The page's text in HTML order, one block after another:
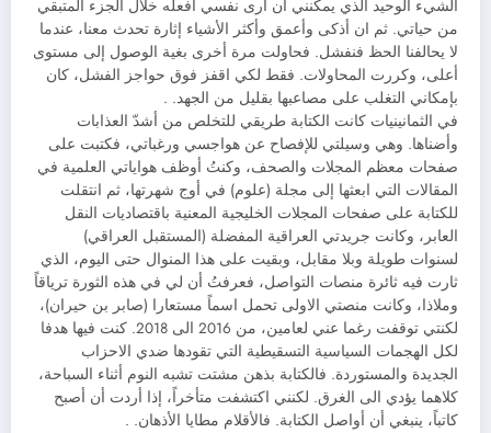
الشيء الوحيد الذي يمكنني أن أرى نفسي أفعله خلال الجزء المتبقي
من حياتي. ثم ان أذكى وأعمق وأكثر الأشياء إثارة تحدث معنا، عندما
لا يحالفنا الحظ فنفشل. فحاولت مرة أخرى بغية الوصول إلى مستوى
أعلى، وكررت المحاولات. فقط لكي اقفز فوق حواجز الفشل، كان
بإمكاني التغلب على مصاعبها بقليل من الجهد. .
في الثمانينيات كانت الكتابة طريقي للتخلص من أشدّ العذابات
وأضناها. وهي وسيلتي للإفصاح عن هواجسي ورغباتي، فكتبت على
صفحات معظم المجلات والصحف، وكنتُ أوظف هواياتي العلمية في
المقالات التي ابعثها إلى مجلة (علوم) في أوج شهرتها، ثم انتقلت
للكتابة على صفحات المجلات الخليجية المعنية باقتصاديات النقل
العابر، وكانت جريدتي العراقية المفضلة (المستقبل العراقي)
لسنوات طويلة وبلا مقابل، وبقيت على هذا المنوال حتى اليوم، الذي
ثارت فيه ثائرة منصات التواصل، فعرفتُ أن لي في هذه الثورة ترياقاً
وملاذا، وكانت منصتي الاولى تحمل اسماً مستعارا (صابر بن حيران)،
لكنتي توقفت رغما عني لعامين، من 2016 الى 2018. كنت فيها هدفا
لكل الهجمات السياسية التسقيطية التي تقودها ضدي الاحزاب
الجديدة والمستوردة. فالكتابة بذهن مشتت تشبه النوم أثناء السباحة،
كلاهما يؤدي الى الغرق. لكنني اكتشفت متأخراً، إذا أردت أن أصبح
كاتباً، ينبغي أن أواصل الكتابة. فالأقلام مطايا الأذهان. .